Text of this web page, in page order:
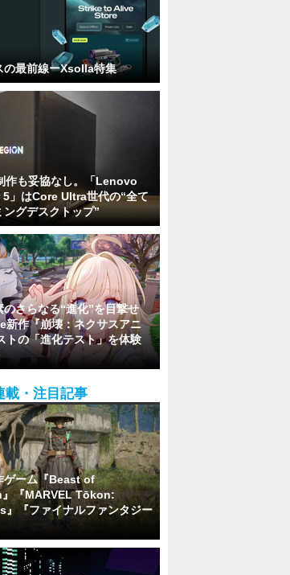
の最前線ーXsolla特集
作も妥協なし。「Lenovo
」はCore Ultra世代の“全て
ングデスクトップ”
さらなる“進化”を目撃せ
新作『崩壊：ネクサスアニ
トの「進化テスト」を体験
載・注目記事
ゲーム『Beast of
『MARVEL Tōkon:
『ファイナルファンタジー